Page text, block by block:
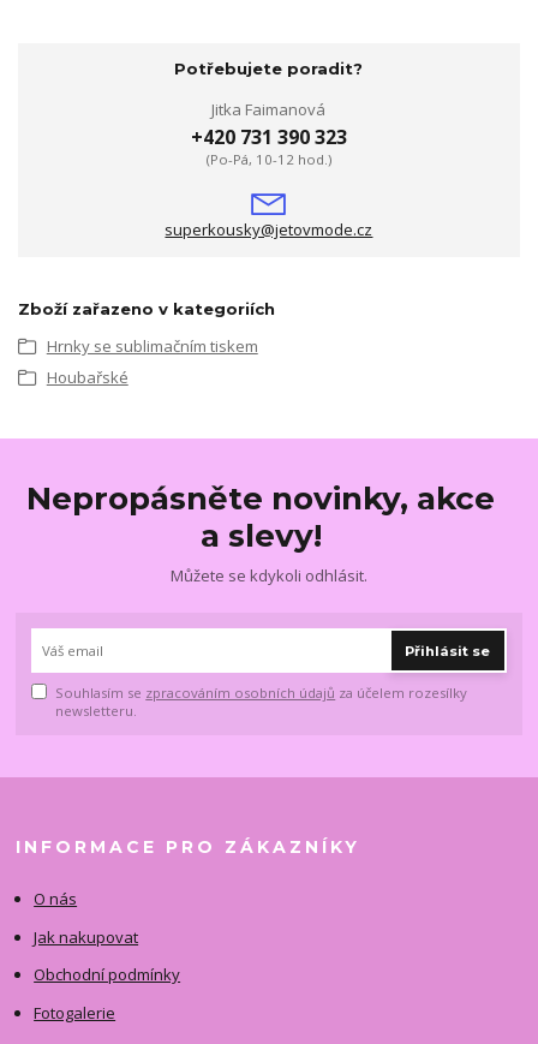
Potřebujete poradit?
Jitka Faimanová
+420 731 390 323
(Po-Pá, 10-12 hod.)
superkousky@jetovmode.cz
Zboží zařazeno v kategoriích
Hrnky se sublimačním tiskem
Houbařské
Nepropásněte novinky, akce
a slevy!
Můžete se kdykoli odhlásit.
Přihlásit se
Souhlasím se zpracováním osobních údajů za účelem rozesílky
newsletteru.
INFORMACE PRO ZÁKAZNÍKY
O nás
Jak nakupovat
Obchodní podmínky
Fotogalerie